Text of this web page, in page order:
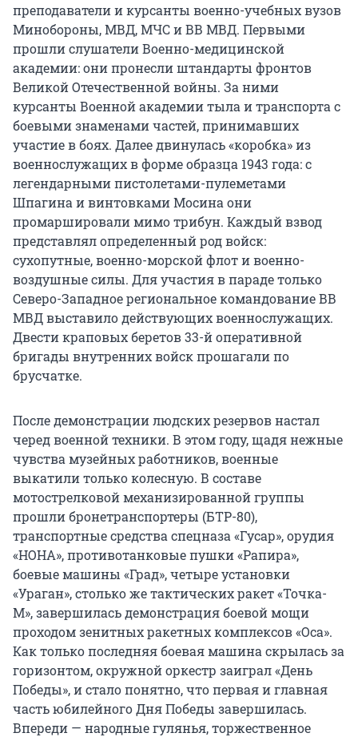
преподаватели и курсанты военно-учебных вузов
Минобороны, МВД, МЧС и ВВ МВД. Первыми
прошли слушатели Военно-медицинской
академии: они пронесли штандарты фронтов
Великой Отечественной войны. За ними
курсанты Военной академии тыла и транспорта с
боевыми знаменами частей, принимавших
участие в боях. Далее двинулась «коробка» из
военнослужащих в форме образца 1943 года: с
легендарными пистолетами-пулеметами
Шпагина и винтовками Мосина они
промаршировали мимо трибун. Каждый взвод
представлял определенный род войск:
сухопутные, военно-морской флот и военно-
воздушные силы. Для участия в параде только
Северо-Западное региональное командование ВВ
МВД выставило действующих военнослужащих.
Двести краповых беретов 33-й оперативной
бригады внутренних войск прошагали по
брусчатке.
После демонстрации людских резервов настал
черед военной техники. В этом году, щадя нежные
чувства музейных работников, военные
выкатили только колесную. В составе
мотострелковой механизированной группы
прошли бронетранспортеры (БТР-80),
транспортные средства спецназа «Гусар», орудия
«НОНА», противотанковые пушки «Рапира»,
боевые машины «Град», четыре установки
«Ураган», столько же тактических ракет «Точка-
М», завершилась демонстрация боевой мощи
проходом зенитных ракетных комплексов «Оса».
Как только последняя боевая машина скрылась за
горизонтом, окружной оркестр заиграл «День
Победы», и стало понятно, что первая и главная
часть юбилейного Дня Победы завершилась.
Впереди — народные гулянья, торжественное